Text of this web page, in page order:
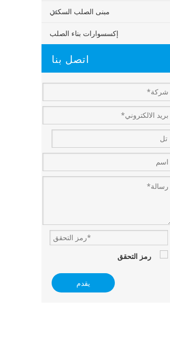
مبنى الصلب السكني
إكسسوارات بناء الصلب
اتصل بنا
يقدم